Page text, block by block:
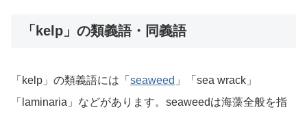
「kelp」の類義語・同義語
「kelp」の類義語には「 seaweed 」「sea wrack」
「laminaria」などがあります。seaweedは海藻全般を指